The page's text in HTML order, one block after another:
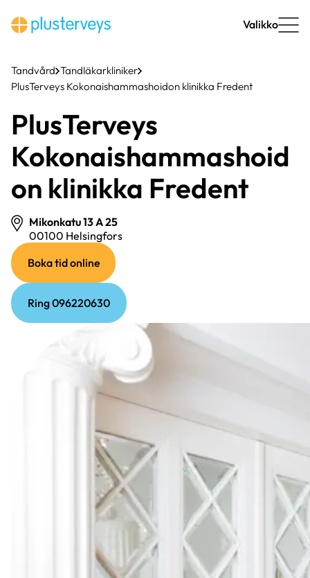
till
innehåll
Valikko
Tandvård Tandläkarkliniker
PlusTerveys Kokonaishammashoidon klinikka Fredent
PlusTerveys
Kokonaishammashoid
on klinikka Fredent
Mikonkatu 13 A 25
00100 Helsingfors
länk)
Boka tid online (extern
länk)
Ring 096220630